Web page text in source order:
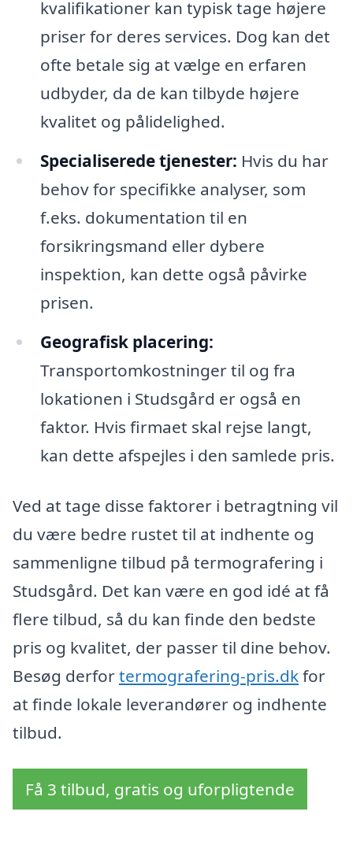
kvalifikationer kan typisk tage højere
priser for deres services. Dog kan det
ofte betale sig at vælge en erfaren
udbyder, da de kan tilbyde højere
kvalitet og pålidelighed.
Specialiserede tjenester: Hvis du har
behov for specifikke analyser, som
f.eks. dokumentation til en
forsikringsmand eller dybere
inspektion, kan dette også påvirke
prisen.
Geografisk placering:
Transportomkostninger til og fra
lokationen i Studsgård er også en
faktor. Hvis firmaet skal rejse langt,
kan dette afspejles i den samlede pris.
Ved at tage disse faktorer i betragtning vil
du være bedre rustet til at indhente og
sammenligne tilbud på termografering i
Studsgård. Det kan være en god idé at få
flere tilbud, så du kan finde den bedste
pris og kvalitet, der passer til dine behov.
Besøg derfortermografering-pris.dkfor
at finde lokale leverandører og indhente
tilbud.
Få 3 tilbud, gratis og uforpligtende